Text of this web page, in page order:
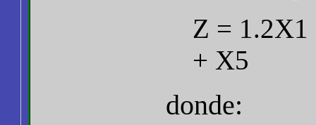
Z =
+ X5
donde: